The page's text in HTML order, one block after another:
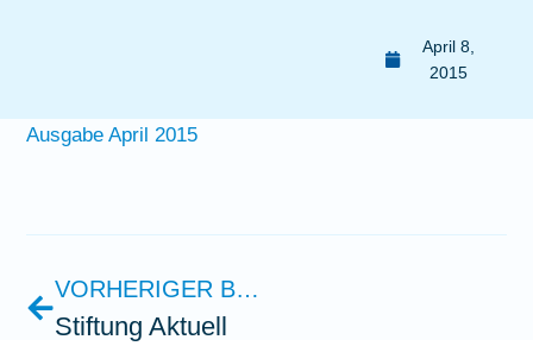
April 8,
2015
Ausgabe April 2015
VORHERIGER BEITRAG
Stiftung Aktuell